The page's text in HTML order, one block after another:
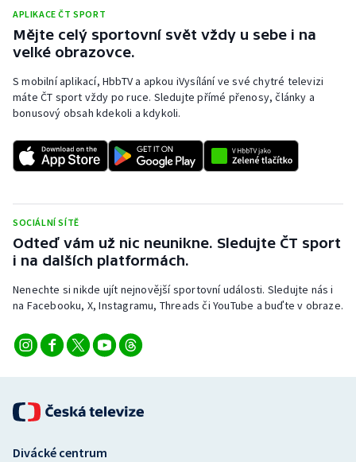
Short track
Sportovní střelba
Stolní tenis
Triatlon
Veslování
Vodní slalom
Volejbal
APLIKACE ČT SPORT
Mějte celý sportovní svět vždy u sebe i na
velké obrazovce.
S mobilní aplikací, HbbTV a apkou iVysílání ve své chytré televizi
máte ČT sport vždy po ruce. Sledujte přímé přenosy, články a
bonusový obsah kdekoli a kdykoli.
SOCIÁLNÍ SÍTĚ
Odteď vám už nic neunikne. Sledujte ČT sport
i na dalších platformách.
Nenechte si nikde ujít nejnovější sportovní události. Sledujte nás i
na Facebooku, X, Instagramu, Threads či YouTube a buďte v obraze.
Divácké centrum